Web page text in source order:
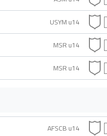
USYM u14
MSR u14
MSR u14
AFSCB u14